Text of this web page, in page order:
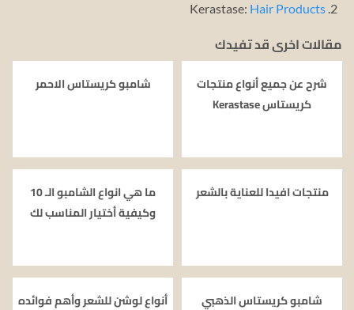
Kerastase: Hair Products
مقالات اخرى قد تفيدك
شرح عن جميع أنواع منتجات
كريستاس Kerastase
شامبو كريستاس الاحمر
منتجات افيدا للعناية بالشعر
ما هي انواع الشامبو الـ 10
وكيفية أختيار المناسب لك
شامبو كريستاس الذهبي أنواع لوشن للشعر وأهم فوائده